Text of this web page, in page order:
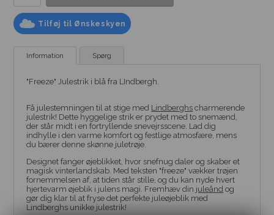
Tilføj til Ønskeskyen
Information Spørg
"Freeze" Julestrik i blå fra LIndbergh.
Få julestemningen til at stige med Lindberghs charmerende
julestrik! Dette hyggelige strik er prydet med to snemænd,
der står midt i en fortryllende snevejrsscene. Lad dig
indhylle i den varme komfort og festlige atmosfære, mens
du bærer denne skønne juletrøje.
Designet fanger øjeblikket, hvor snefnug daler og skaber et
magisk vinterlandskab. Med teksten "freeze" vækker trøjen
fornemmelsen af, at tiden står stille, og du kan nyde hvert
hjertevarm øjeblik i julens magi. Fremhæv din juleånd og
gør dig klar til at fryse det perfekte juleøjeblik med
Lindberghs unikke julestrik!